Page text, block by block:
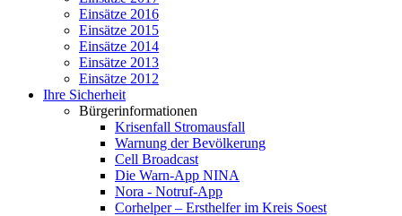
Einsätze 2016
Einsätze 2015
Einsätze 2014
Einsätze 2013
Einsätze 2012
Ihre Sicherheit
Bürgerinformationen
Krisenfall Stromausfall
Warnung der Bevölkerung
Cell Broadcast
Die Warn-App NINA
Nora - Notruf-App
Corhelper – Ersthelfer im Kreis Soest